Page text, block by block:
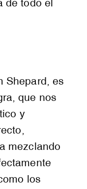
de todo el
Shepard, es
que nos
y
mezclando
los